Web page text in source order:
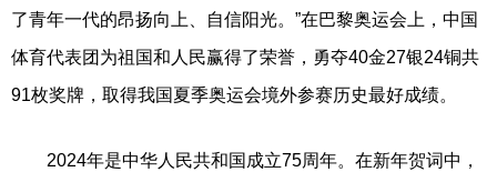
了青年一代的昂扬向上、自信阳光。”在巴黎奥运会上，中国
体育代表团为祖国和人民赢得了荣誉，勇夺40金27银24铜共
91枚奖牌，取得我国夏季奥运会境外参赛历史最好成绩。
2024年是中华人民共和国成立75周年。在新年贺词中，